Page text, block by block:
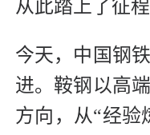
从此踏上了征程
今天，中国钢
进。鞍钢以高
方向，从“经验